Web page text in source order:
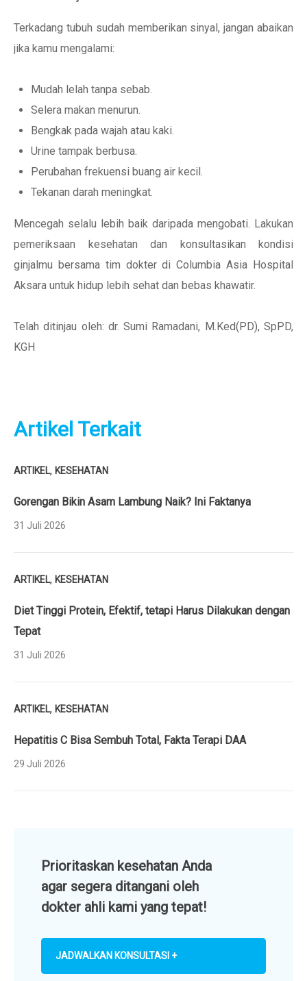
Terkadang tubuh sudah memberikan sinyal, jangan abaikan
jika kamu mengalami:
Mudah lelah tanpa sebab.
Selera makan menurun.
Bengkak pada wajah atau kaki.
Urine tampak berbusa.
Perubahan frekuensi buang air kecil.
Tekanan darah meningkat.
Mencegah selalu lebih baik daripada mengobati. Lakukan
pemeriksaan kesehatan dan konsultasikan kondisi
ginjalmu bersama tim dokter di Columbia Asia Hospital
Aksara untuk hidup lebih sehat dan bebas khawatir.
Telah ditinjau oleh: dr. Sumi Ramadani, M.Ked(PD), SpPD,
KGH
Artikel Terkait
ARTIKEL, KESEHATAN
Gorengan Bikin Asam Lambung Naik? Ini Faktanya
31 Juli 2026
ARTIKEL, KESEHATAN
Diet Tinggi Protein, Efektif, tetapi Harus Dilakukan dengan
Tepat
31 Juli 2026
ARTIKEL, KESEHATAN
Hepatitis C Bisa Sembuh Total, Fakta Terapi DAA
29 Juli 2026
Prioritaskan kesehatan Anda
agar segera ditangani oleh
dokter ahli kami yang tepat!
JADWALKAN KONSULTASI +